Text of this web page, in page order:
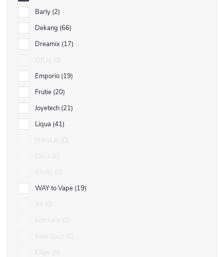
Barly 2
Dekang 66
Dreamix 17
Emporio 19
Frutie 20
Joyetech 21
Liqua 41
WAY to Vape 19